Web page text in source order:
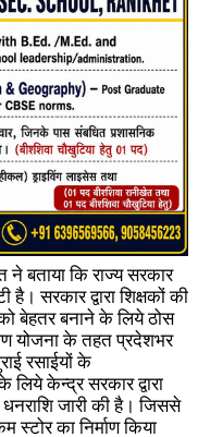
ने बताया कि राज्य सरकार
सरकार द्वारा शिक्षकों की
बेहतर बनाने के लिये ठोस
योजना के तहत प्रदेशभर
रसाईयों के
केन्द्र सरकार द्वारा
जारी की है। जिससे
का निर्माण किया